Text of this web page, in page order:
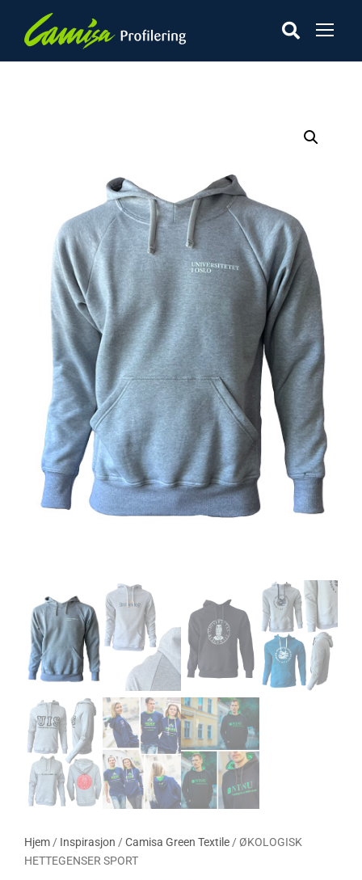
Hjem / Inspirasjon /Camisa Green Textile / ØKOLOGISK
HETTEGENSER SPORT